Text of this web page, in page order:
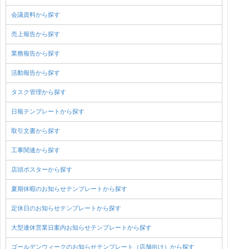
会議資料から探す
売上報告から探す
業務報告から探す
活動報告から探す
タスク管理から探す
日報テンプレートから探す
取引文書から探す
工事関連から探す
店頭ポスターから探す
夏期休暇のお知らせテンプレートから探す
定休日のお知らせテンプレートから探す
大型連休営業日案内お知らせテンプレートから探す
ゴールデンウィークのお知らせテンプレート（店舗向け）から探す